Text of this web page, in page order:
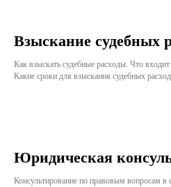
Взыскание судебных
Как взыскать судебные расходы. Что
Какие сроки для взыскания судебных
Юридическая
Консультирование по правовым вопросам в